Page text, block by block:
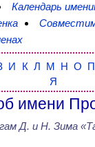
Календарь
И К Л М Н О П
Я
имени
Д. и Н. Зима «